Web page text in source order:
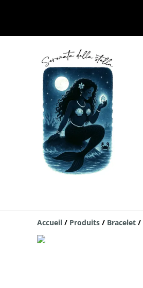
Accueil / Produits / Bracelet /